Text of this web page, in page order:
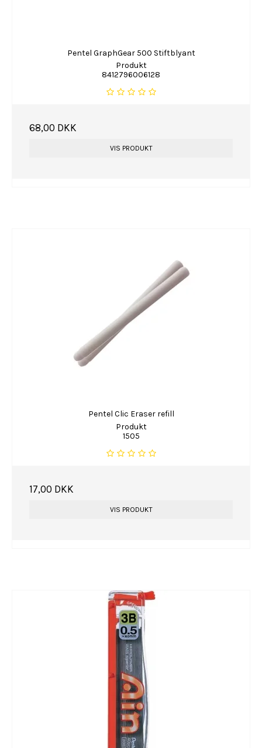
Pentel GraphGear 500 Stiftblyant
Produkt
8412796006128
68,00 DKK
VIS PRODUKT
Pentel Clic Eraser refill
Produkt
1505
17,00 DKK
VIS PRODUKT